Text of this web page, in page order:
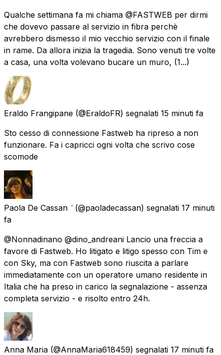
Qualche settimana fa mi chiama @FASTWEB per dirmi
che dovevo passare al servizio in fibra perchè
avrebbero dismesso il mio vecchio servizio con il finale
in rame. Da allora inizia la tragedia. Sono venuti tre volte
a casa, una volta volevano bucare un muro, (1...)
Eraldo Frangipane (@EraldoFR) segnalati 15 minuti fa
Sto cesso di connessione Fastweb ha ripreso a non
funzionare. Fa i capricci ogni volta che scrivo cose
scomode
Paola De Cassan  (@paoladecassan) segnalati 17 minuti
fa
@Nonnadinano @dino_andreani Lancio una freccia a
favore di Fastweb. Ho litigato e litigo spesso con Tim e
con Sky, ma con Fastweb sono riuscita a parlare
immediatamente con un operatore umano residente in
Italia che ha preso in carico la segnalazione - assenza
completa servizio - e risolto entro 24h.
Anna Maria (@AnnaMaria618459) segnalati 17 minuti fa